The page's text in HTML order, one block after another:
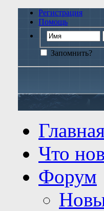
Регистрация
Помощь
Запомнить?
Что
Форум